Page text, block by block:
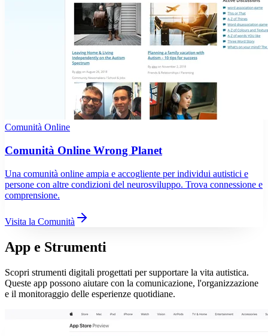
Comunità Online
Comunità Online Wrong Planet
Una comunità online ampia e accogliente per individui autistici e
persone con altre condizioni del neurosviluppo. Trova connessione e
comprensione.
Visita la Comunità
App e Strumenti
Scopri strumenti digitali progettati per supportare la vita autistica.
Queste app possono aiutare con la comunicazione, l'organizzazione
e il monitoraggio delle esperienze quotidiane.